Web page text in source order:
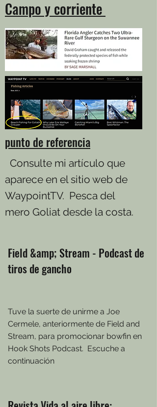
Campo y corriente
punto de referencia
Consulte mi artículo que
aparece en el sitio web de
WaypointTV. Pesca del
mero Goliat desde la costa.
Field &amp; Stream - Podcast de
tiros de gancho
Tuve la suerte de unirme a Joe
Cermele, anteriormente de Field and
Stream, para promocionar bowfin en
Hook Shots Podcast. Escuche a
continuación